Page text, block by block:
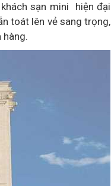
sạn mini hiện đại
toát lên vẻ sang trọng,
hàng.